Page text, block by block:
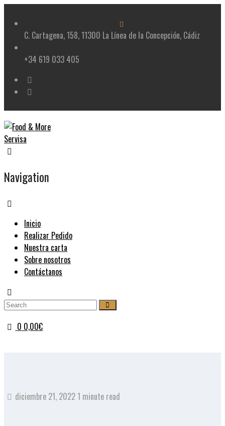
contentC. Cartagena, 158, 11300 La Línea de la Concepción, Cádiz
+34 619 033 405
Navigation
Inicio
Realizar Pedido
Nuestra carta
Sobre nosotros
Contáctanos
0 0,00€
diciembre 21, 2022 1 minute read